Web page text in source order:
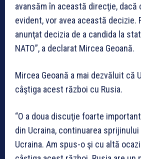
avansăm în această direcţie, dacă
evident, vor avea această decizie.
anunţat decizia de a candida la
NATO”, a declarat Mircea Geoană.
Mircea Geoană a mai dezvăluit că
câştiga acest război cu Rusia.
“O a doua discuţie foarte
din Ucraina, continuarea
Ucraina. Am spus-o şi cu altă